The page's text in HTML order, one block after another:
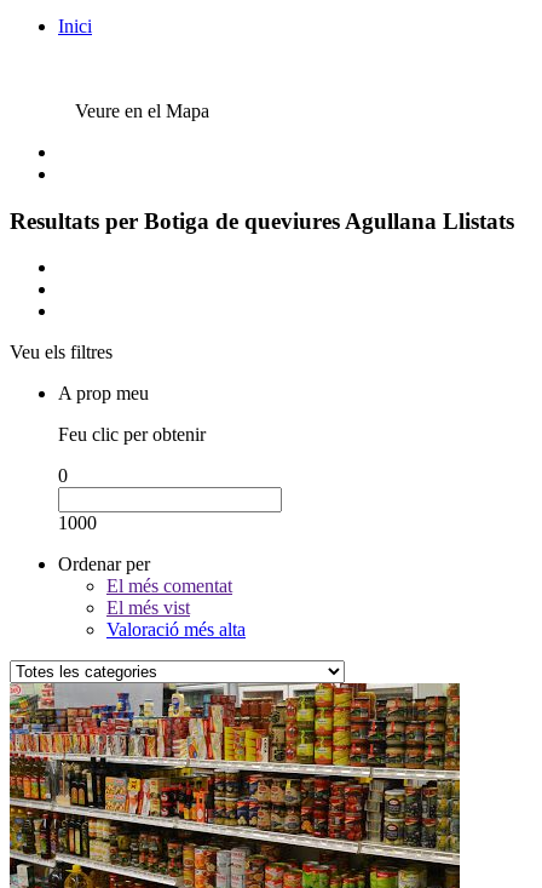
Inici
Veure en el Mapa
Resultats per Botiga de queviures Agullana Llistats
Veu els filtres
A prop meu
Feu clic per obtenir
0
1000
Ordenar per
El més comentat
El més vist
Valoració més alta